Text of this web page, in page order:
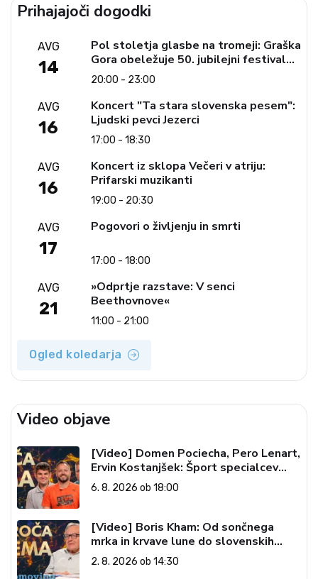
Prihajajoči dogodki
AVG
14
Pol stoletja glasbe na tromeji: Graška
Gora obeležuje 50. jubilejni festival
narodno-zabavne glasbe
20:00 - 23:00
AVG
16
Koncert "Ta stara slovenska pesem":
Ljudski pevci Jezerci
17:00 - 18:30
AVG
16
Koncert iz sklopa Večeri v atriju:
Prifarski muzikanti
19:00 - 20:30
AVG
17
Pogovori o življenju in smrti
17:00 - 18:00
AVG
21
»Odprtje razstave: V senci
Beethovnove«
11:00 - 21:00
Ogled koledarja
Video objave
[Video] Domen Pociecha, Pero Lenart,
Ervin Kostanjšek: Šport specialcev
(Vroča tema, 6. 8. 2026)
6. 8. 2026 ob 18:00
[Video] Boris Kham: Od sončnega
mrka in krvave lune do slovenskih
pečatov v vesolju (Vroča tema, 2. 8.
2026)
2. 8. 2026 ob 14:30